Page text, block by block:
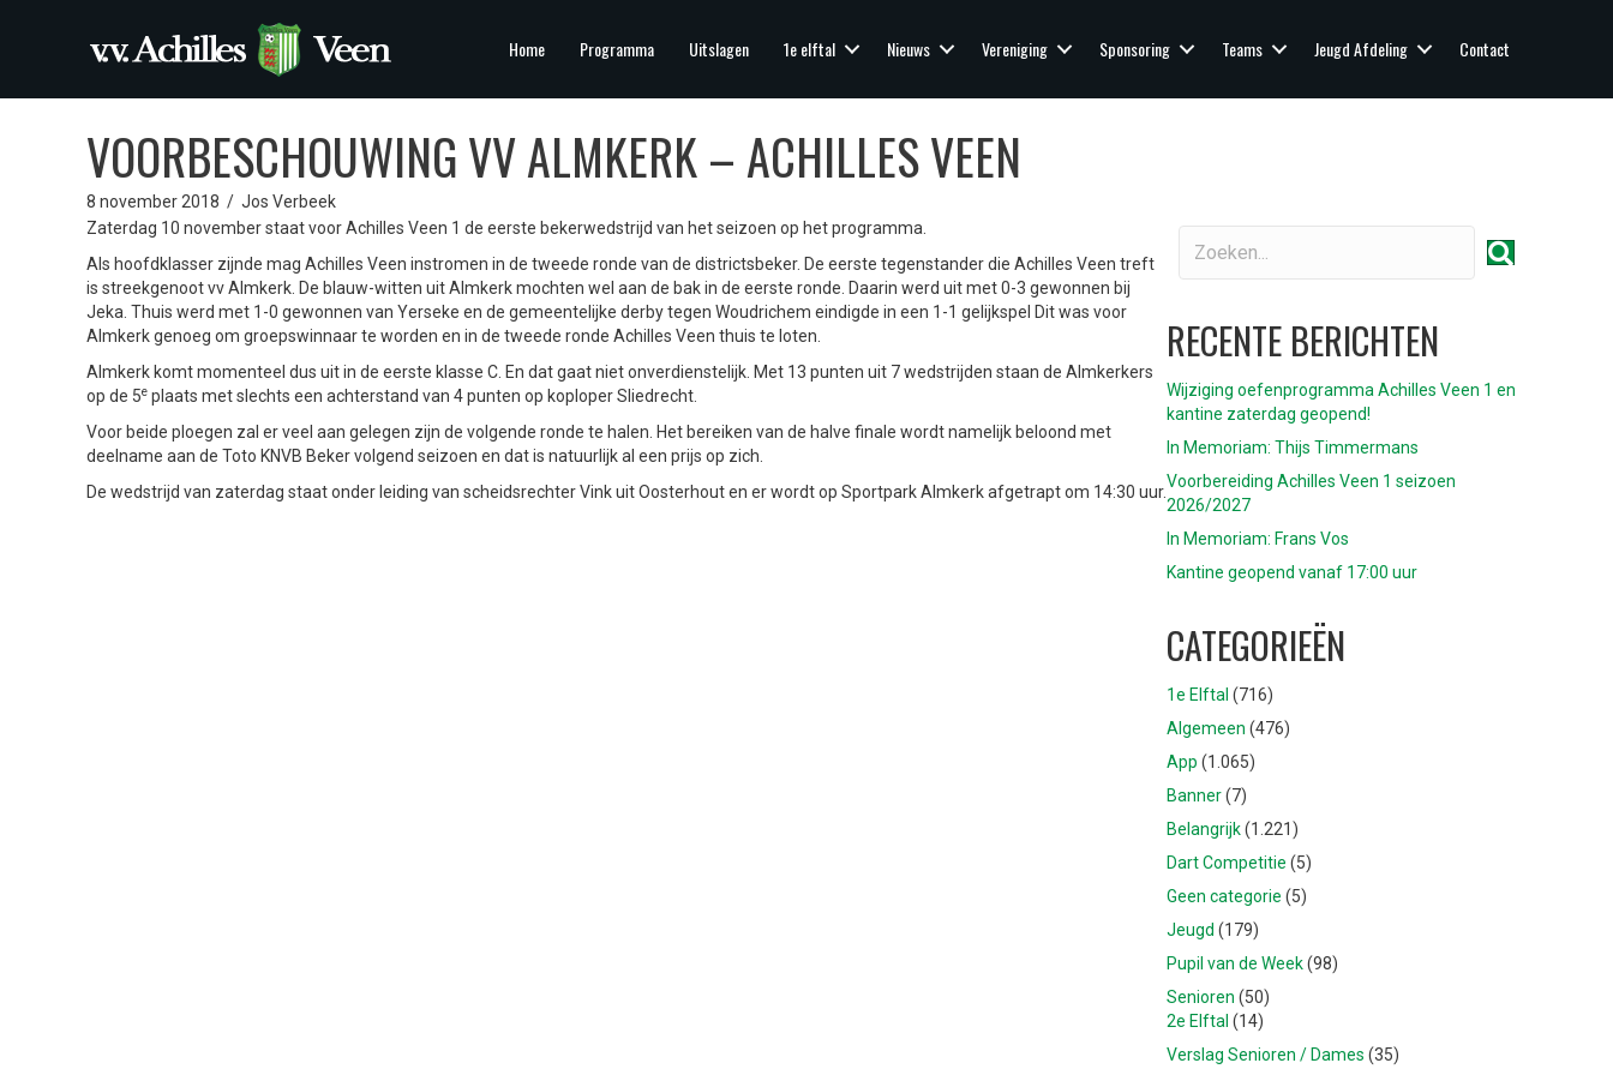
Home Programma Uitslagen 1e elftal Nieuws Vereniging Sponsoring Teams Jeugd Afdeling Contact
VOORBESCHOUWING VV ALMKERK – ACHILLES VEEN
8 november 2018 / Jos Verbeek
Zaterdag 10 november staat voor Achilles Veen 1 de eerste bekerwedstrijd van het seizoen op het programma.
Als hoofdklasser zijnde mag Achilles Veen instromen in de tweede ronde van de districtsbeker. De eerste tegenstander die Achilles Veen treft
is streekgenoot vv Almkerk. De blauw-witten uit Almkerk mochten wel aan de bak in de eerste ronde. Daarin werd uit met 0-3 gewonnen bij
Jeka. Thuis werd met 1-0 gewonnen van Yerseke en de gemeentelijke derby tegen Woudrichem eindigde in een 1-1 gelijkspel Dit was voor
Almkerk genoeg om groepswinnaar te worden en in de tweede ronde Achilles Veen thuis te loten.
Almkerk komt momenteel dus uit in de eerste klasse C. En dat gaat niet onverdienstelijk. Met 13 punten uit 7 wedstrijden staan de Almkerkers
op de 5e plaats met slechts een achterstand van 4 punten op koploper Sliedrecht.
Voor beide ploegen zal er veel aan gelegen zijn de volgende ronde te halen. Het bereiken van de halve finale wordt namelijk beloond met
deelname aan de Toto KNVB Beker volgend seizoen en dat is natuurlijk al een prijs op zich.
De wedstrijd van zaterdag staat onder leiding van scheidsrechter Vink uit Oosterhout en er wordt op Sportpark Almkerk afgetrapt om 14:30 uur.
RECENTE BERICHTEN
Wijziging oefenprogramma Achilles Veen 1 en
kantine zaterdag geopend!
In Memoriam: Thijs Timmermans
Voorbereiding Achilles Veen 1 seizoen
2026/2027
In Memoriam: Frans Vos
Kantine geopend vanaf 17:00 uur
CATEGORIEËN
1e Elftal (716)
Algemeen (476)
App (1.065)
Banner(7)
Belangrijk(1.221)
Dart Competitie (5)
Geen categorie (5)
Jeugd (179)
Pupil van de Week(98)
Senioren (50)
2e Elftal (14)
Verslag Senioren / Dames (35)